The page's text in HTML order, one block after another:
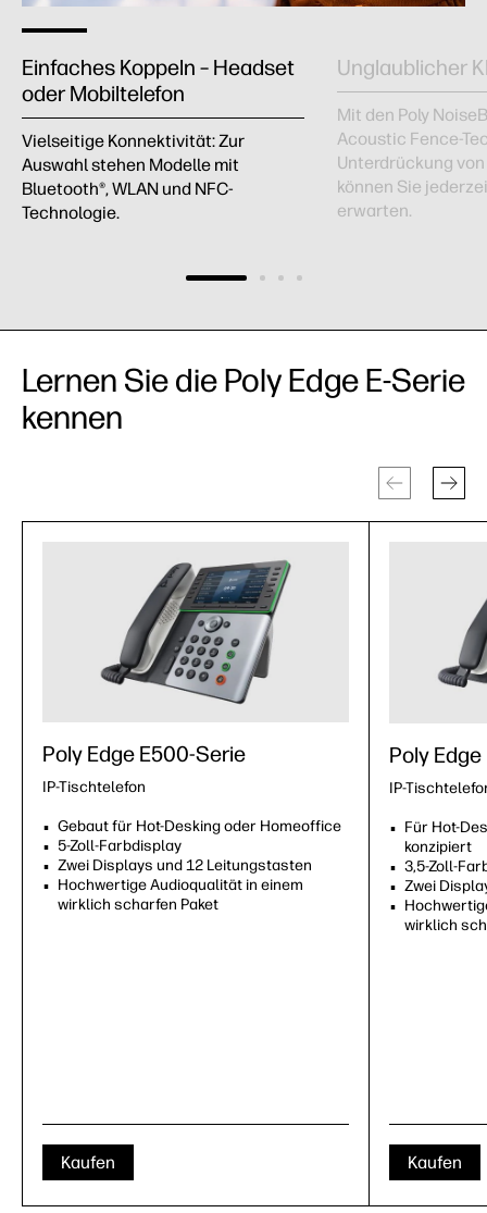
Einfaches Koppeln – Headset
oder Mobiltelefon
Vielseitige Konnektivität: Zur
Auswahl stehen Modelle mit
Bluetooth®, WLAN und NFC-
Technologie.
Unglaublicher
Mit den Poly
Acoustic Fence-
Unterdrückung
können Sie
erwarten.
Lernen Sie die Poly Edge E-Serie
kennen
Poly Edge E500-Serie
IP-Tischtelefon
Gebaut für Hot-Desking oder Homeoffice
5-Zoll-Farbdisplay
Zwei Displays und 12 Leitungstasten
Hochwertige Audioqualität in einem
wirklich scharfen Paket
Kaufen
Poly
IP-
Für Hot-
konzipiert
3,5-Zoll-
Zwei
wirklich
Kaufen